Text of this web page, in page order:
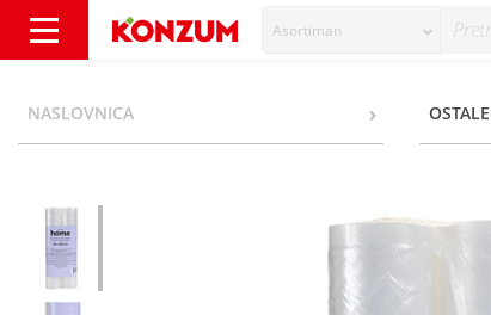
Asortiman
NASLOVNICA